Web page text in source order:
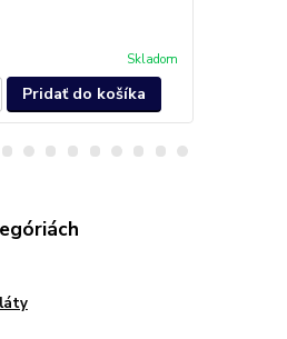
Skladom
Pridať do košíka